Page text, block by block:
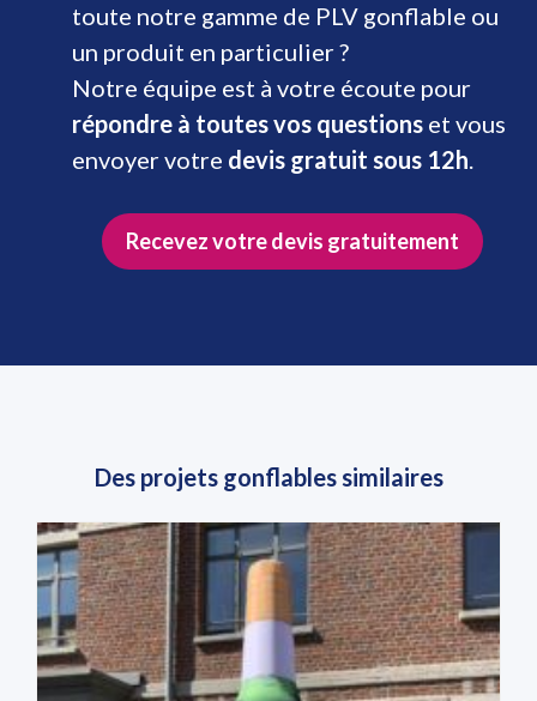
toute notre gamme de PLV gonflable ou
un produit en particulier ?
Notre équipe est à votre écoute pour
répondre à toutes vos questions et vous
envoyer votre devis gratuit sous 12h.
Recevez votre devis gratuitement
Des projets gonflables similaires